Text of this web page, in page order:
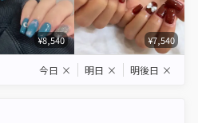
¥8,540 ¥7,540
今日 × 明日 × 明後日 ×